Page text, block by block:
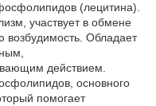
(лецитина).
участвует в обмене
Обладает
действием.
основного
помогает